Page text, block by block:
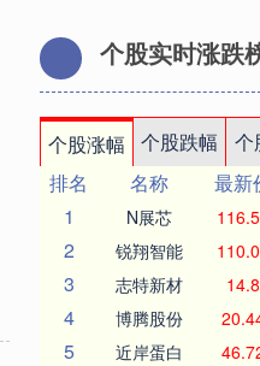
个股实时涨跌
个股涨幅 个股跌幅 个
排名
名称 最新
1
N展芯
2 锐翔智能
3 志特新材 14.8
4 博腾股份
5 近岸蛋白